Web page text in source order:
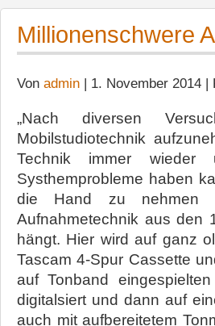
Millionenschwere
Von admin | 1. November 2014 |
„Nach diversen
Mobilstudiotechnik
Technik immer wieder
Systhemprobleme haben
die Hand zu nehmen
Aufnahmetechnik aus den
hängt. Hier wird auf ganz
Tascam 4-Spur Cassette
auf Tonband
digitalsiert und dann auf
auch mit aufbereitetem